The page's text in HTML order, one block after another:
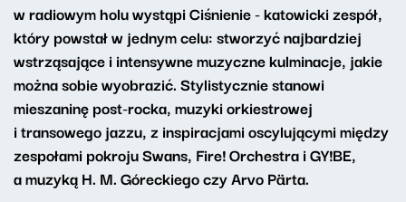
w radiowym holu wystąpi Ciśnienie - katowicki zespół,
który powstał w jednym celu: stworzyć najbardziej
wstrząsające i intensywne muzyczne kulminacje, jakie
można sobie wyobrazić. Stylistycznie stanowi
mieszaninę post-rocka, muzyki orkiestrowej
i transowego jazzu, z inspiracjami oscylującymi między
zespołami pokroju Swans, Fire! Orchestra i GY!BE,
a muzyką H. M. Góreckiego czy Arvo Pärta.